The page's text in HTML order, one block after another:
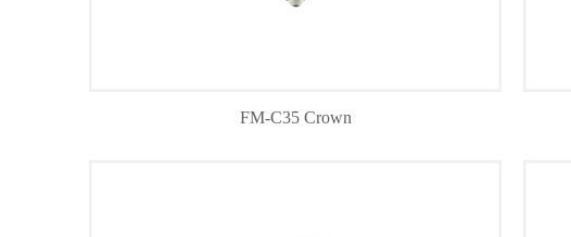
FM-C35 Crown